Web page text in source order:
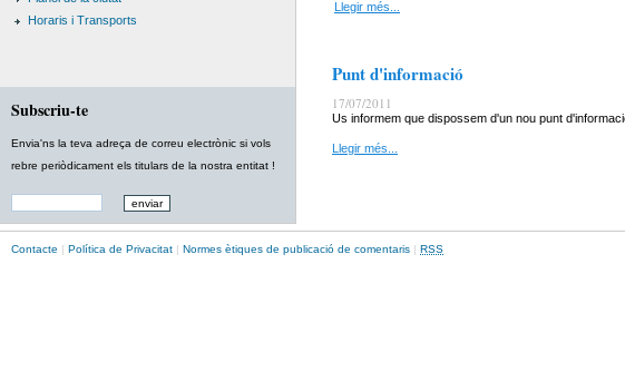
Horaris i Transports
Subscriu-te
Envia'ns la teva adreça de correu electrònic si vols
rebre periòdicament els titulars de la nostra entitat !
Llegir més...
Punt d'informació
17/07/2011
Us informem que dispossem d'un nou punt
Llegir més...
Contacte | Política de Privacitat | Normes ètiques de publicació de comentaris | RSS